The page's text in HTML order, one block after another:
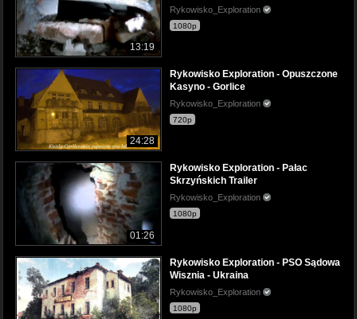
13:19
Rykowisko_Exploration
1080p
24:28
Rykowisko Exploration - Opuszczone
Kasyno - Gorlice
Rykowisko_Exploration
720p
01:26
Rykowisko Exploration - Pałac
Skrzyńskich Trailer
Rykowisko_Exploration
1080p
Rykowisko Exploration - PSO Sądowa
Wisznia - Ukraina
Rykowisko_Exploration
1080p